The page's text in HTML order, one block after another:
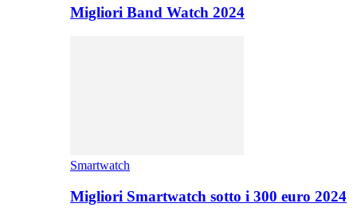
Migliori Band Watch 2024
Smartwatch
Migliori Smartwatch sotto i 300 euro 2024